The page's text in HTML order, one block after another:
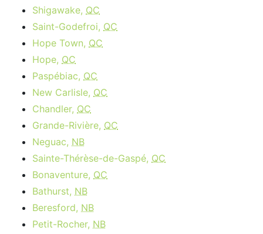
Shigawake, QC
Saint-Godefroi, QC
Hope Town, QC
Hope, QC
Paspébiac, QC
New Carlisle, QC
Chandler, QC
Grande-Rivière, QC
Neguac, NB
Sainte-Thérèse-de-Gaspé, QC
Bonaventure, QC
Bathurst, NB
Beresford, NB
Petit-Rocher, NB